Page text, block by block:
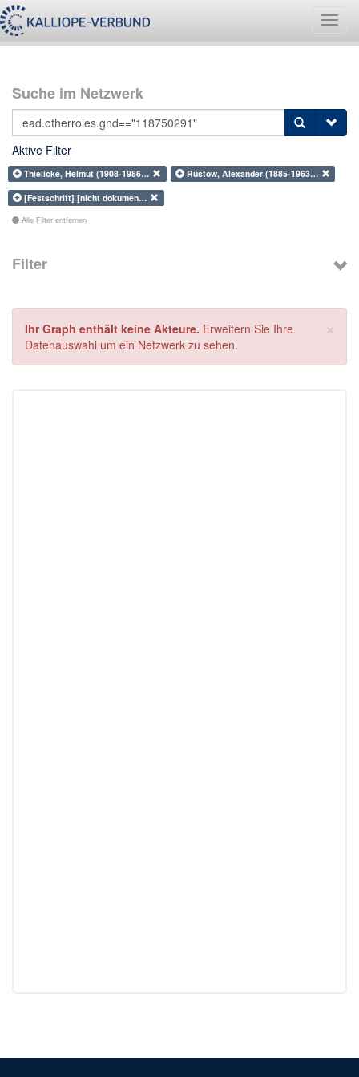
Suche im Netzwerk
Aktive Filter
Thielicke, Helmut (1908-1986…
Rüstow, Alexander (1885-1963…
[Festschrift] [nicht dokumen…
Alle Filter entfernen
Filter
×
Ihr Graph enthält keine Akteure. Erweitern Sie Ihre
Datenauswahl um ein Netzwerk zu sehen.